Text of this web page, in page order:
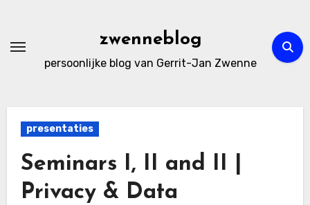
de
zwenneblog
persoonlijke blog van Gerrit-Jan Zwenne
presentaties
Seminars I, II and II |
Privacy & Data